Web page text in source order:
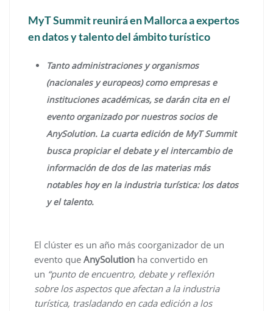
MyT Summit reunirá en Mallorca a expertos
en datos y talento del ámbito turístico
Tanto administraciones y organismos
(nacionales y europeos) como empresas e
instituciones académicas, se darán cita en el
evento organizado por nuestros socios de
AnySolution. La cuarta edición de MyT Summit
busca propiciar el debate y el intercambio de
información de dos de las materias más
notables hoy en la industria turística: los datos
y el talento.
El clúster es un año más coorganizador de un
evento que AnySolution ha convertido en
un “punto de encuentro, debate y reflexión
sobre los aspectos que afectan a la industria
turística, trasladando en cada edición a los